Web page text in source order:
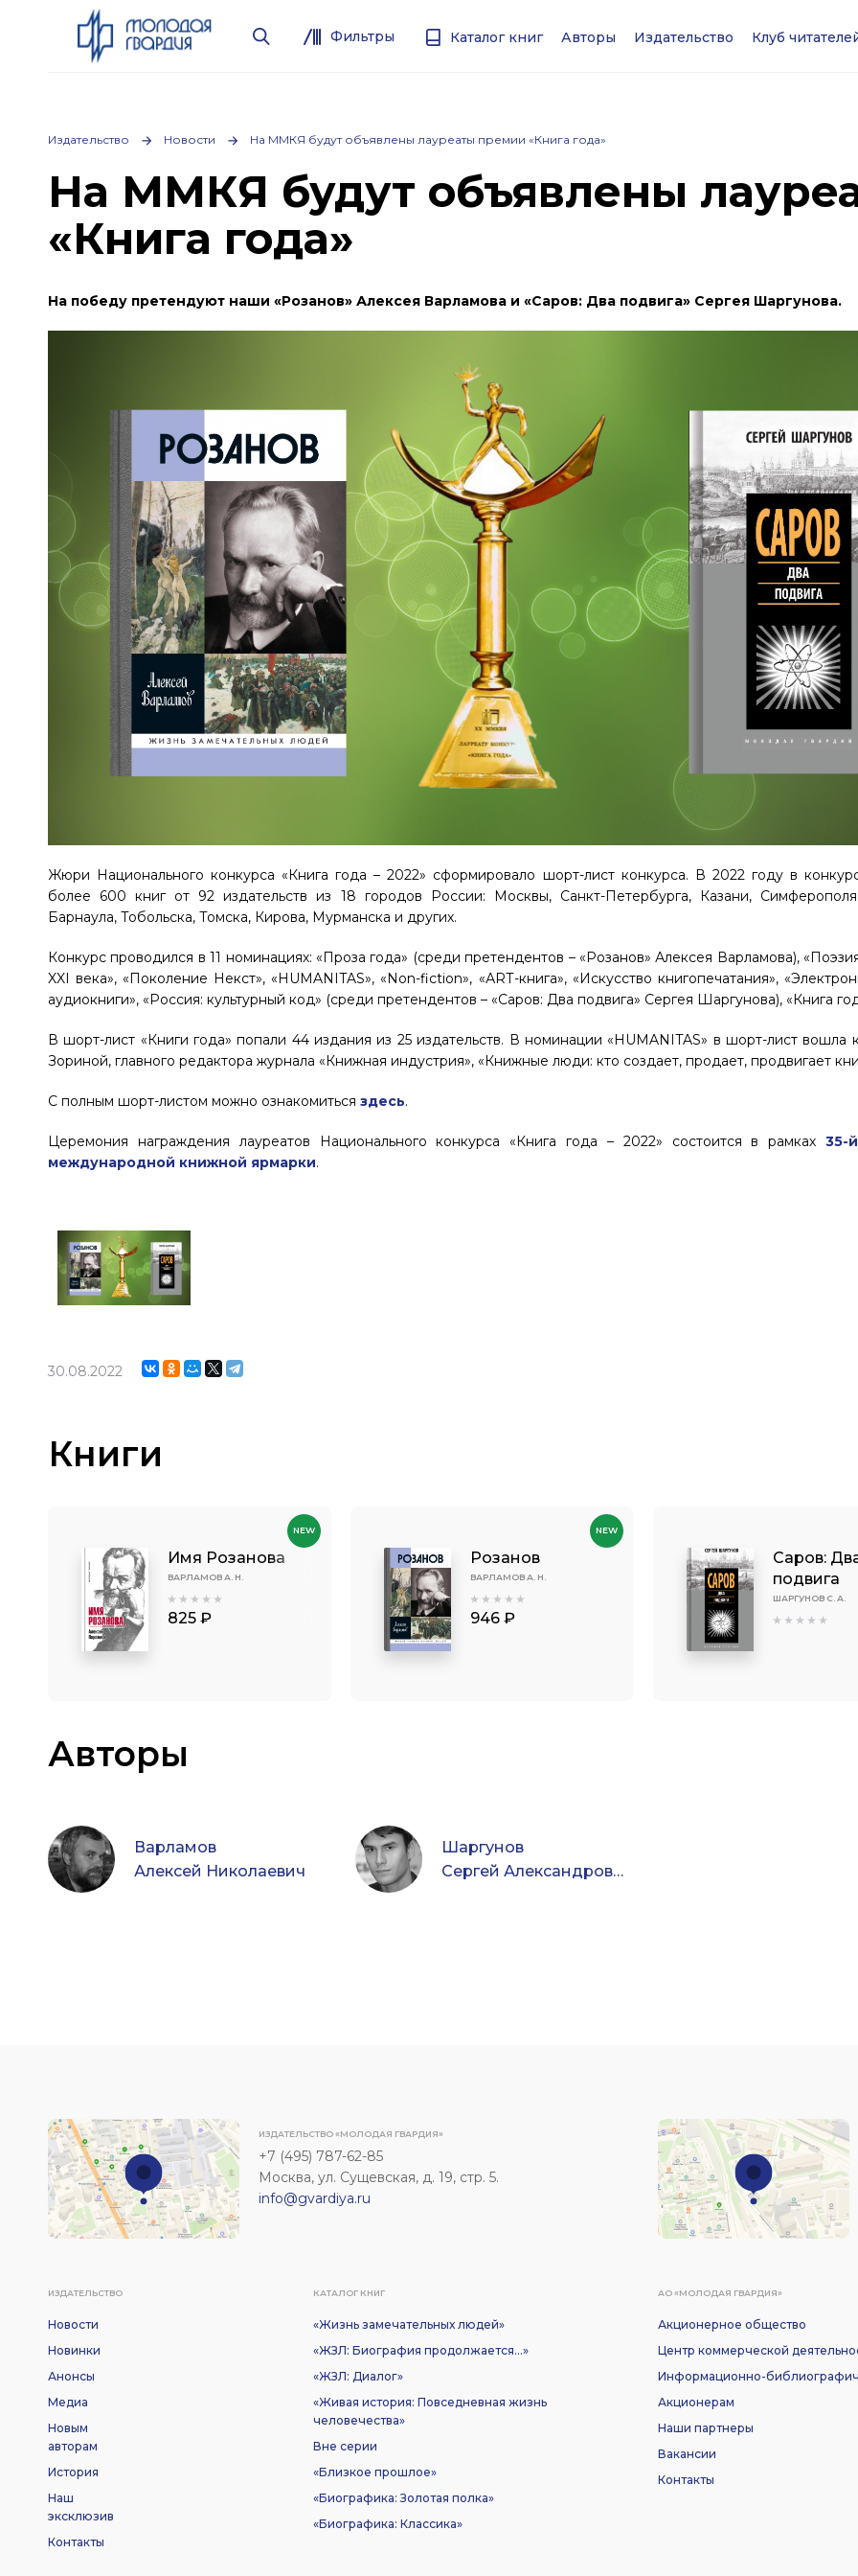
Фильтры Каталог книг Авторы Издательство Клуб
Издательство Новости На ММКЯ будут объявлены лауреаты премии «Книга года»
На ММКЯ будут объявлены
«Книга года»
На победу претендуют наши «Розанов» Алексея Варламова и «Саров: Два подвига» Сергея Шаргунова.
Жюри Национального конкурса «Книга года – 2022» сформировало шорт-лист конкурса. В 2022 году в
более 600 книг от 92 издательств из 18 городов России: Москвы, Санкт-Петербурга, Казани,
Барнаула, Тобольска, Томска, Кирова, Мурманска и других.
Конкурс проводился в 11 номинациях: «Проза года» (среди претендентов – «Розанов» Алексея Варламова),
XXI века», «Поколение Некст», «HUMANITAS», «Non-fiction», «АRТ-книга», «Искусство книгопечатания»,
аудиокниги», «Россия: культурный код» (среди претендентов – «Саров: Два подвига» Сергея Шаргунова), «Книга
В шорт-лист «Книги года» попали 44 издания из 25 издательств. В номинации «HUMANITAS» в шорт-лист вошла
Зориной, главного редактора журнала «Книжная индустрия», «Книжные люди: кто создает, продает, продвигает
С полным шорт-листом можно ознакомиться здесь.
Церемония награждения лауреатов Национального конкурса «Книга года – 2022» состоится в рамках35-
международной книжной ярмарки.
30.08.2022
Книги
Имя Розанова
ВАРЛАМОВ А. Н.
825 ₽
NEW
Розанов
ВАРЛАМОВ А. Н.
946 ₽
NEW
Саров:
подвига
ШАРГУНОВ С. А.
Авторы
Варламов
Алексей Николаевич
Шаргунов
Сергей Александрович
ИЗДАТЕЛЬСТВО «МОЛОДАЯ ГВАРДИЯ»
+7 (495) 787-62-85
Москва, ул. Сущевская, д. 19, стр. 5.
info@gvardiya.ru
ИЗДАТЕЛЬСТВО
Новости
Новинки
Анонсы
Медиа
Новым
авторам
История
Наш
эксклюзив
Контакты
КАТАЛОГ КНИГ
«Жизнь замечательных людей»
«ЖЗЛ: Биография продолжается...»
«ЖЗЛ: Диалог»
«Живая история: Повседневная жизнь
человечества»
Вне серии
«Близкое прошлое»
«Биографика: Золотая полка»
«Биографика: Классика»
АО «МОЛОДАЯ ГВАРДИЯ»
Акционерное общество
Центр коммерческой
Информационно-
Акционерам
Наши партнеры
Вакансии
Контакты